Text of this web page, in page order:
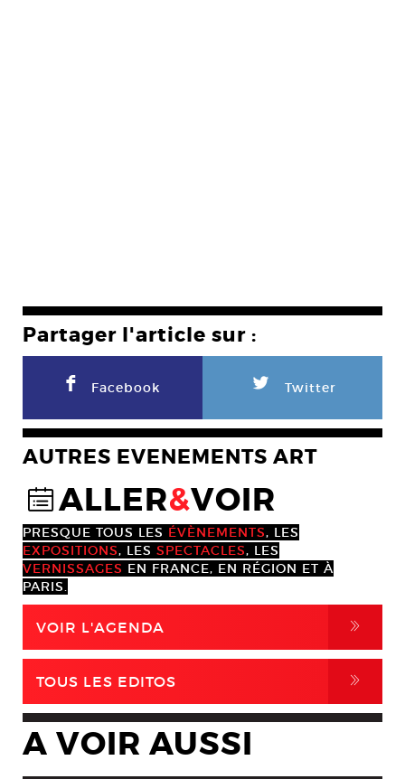
Partager l'article sur :
F Facebook L Twitter
AUTRES EVENEMENTS ART
@ALLER&VOIR
PRESQUE TOUS LES ÉVÈNEMENTS, LES
EXPOSITIONS, LES SPECTACLES, LES
VERNISSAGES EN FRANCE, EN RÉGION ET À
PARIS.
VOIR L'AGENDA ,
TOUS LES EDITOS ,
A VOIR AUSSI